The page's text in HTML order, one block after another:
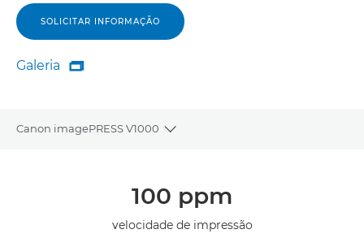
SOLICITAR INFORMAÇÃO
Galeria
Galeria

Canon imagePRESS V1000
Toggle breadcrumbs
100 ppm
velocidade de impressão